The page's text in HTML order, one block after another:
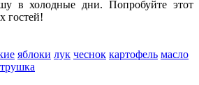
в холодные дни. Попробуйте этот
гостей!
яблоки лук чеснок картофель масло